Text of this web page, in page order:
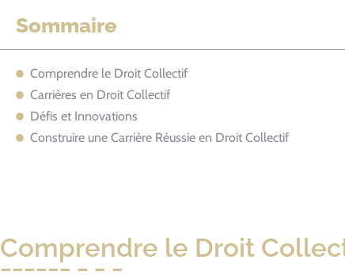
Sommaire
Comprendre le Droit Collectif
Carrières en Droit Collectif
Défis et Innovations
Construire une Carrière Réussie en Droit Collectif
Comprendre le Droit